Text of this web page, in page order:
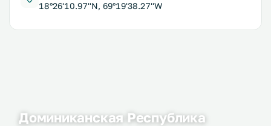
18°26'10.97''N, 69°19'38.27''W
Доминиканская Республика